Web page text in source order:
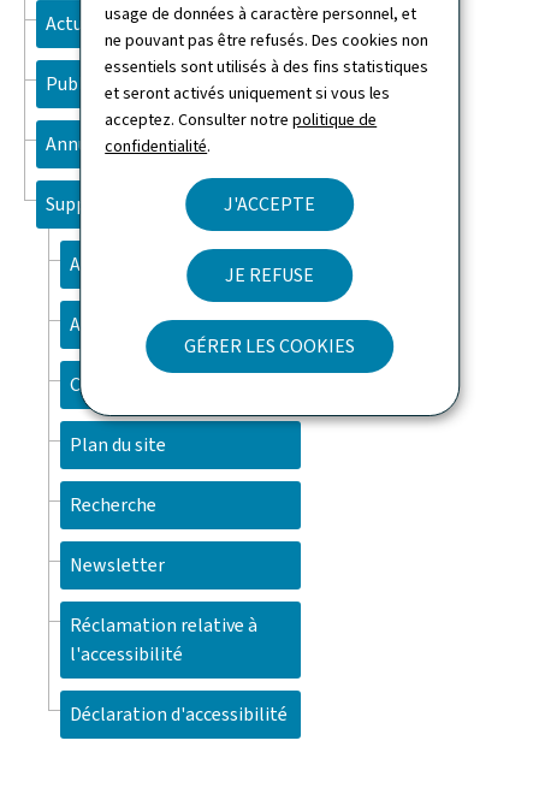
usage de données à caractère personnel, et
ne pouvant pas être refusés. Des cookies non
essentiels sont utilisés à des fins statistiques
et seront activés uniquement si vous les
acceptez. Consulter notrepolitique de
confidentialité.
J'ACCEPTE
JE REFUSE
GÉRER LES COOKIES
Actualités
Publications
Annuaire
Support
Aspects légaux
A propos
Contact
Plan du site
Recherche
Newsletter
Réclamation relative à
l'accessibilité
Déclaration d'accessibilité